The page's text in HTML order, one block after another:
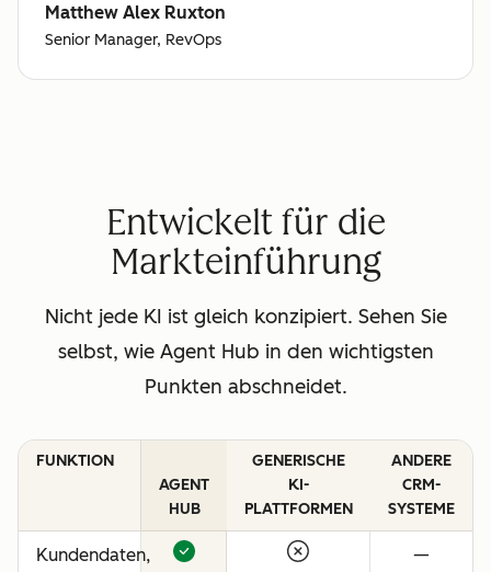
Matthew Alex Ruxton
Senior Manager, RevOps
Entwickelt für die
Markteinführung
Nicht jede KI ist gleich konzipiert. Sehen Sie
selbst, wie Agent Hub in den wichtigsten
Punkten abschneidet.
FUNKTION
AGENT
HUB
GENERISCHE
KI-
PLATTFORMEN
ANDERE
CRM-
SYSTEME
Kundendaten, —